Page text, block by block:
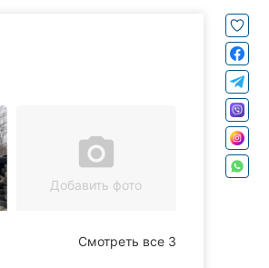
camera_alt
Добавить фото
Смотреть все 3